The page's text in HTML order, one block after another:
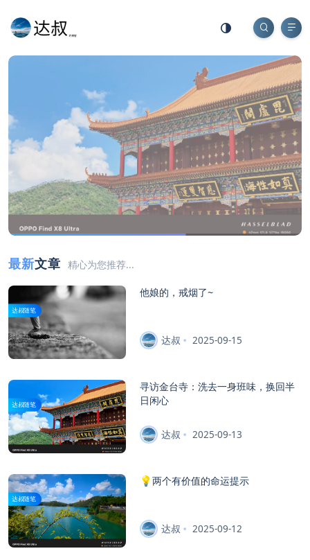
最新文章 精心为您推荐...
达叔随笔
他娘的，戒烟了~
达叔 2025-09-15
达叔随笔
寻访金台寺：洗去一身班味，换回半
日闲心
达叔 2025-09-13
达叔随笔
💡两个有价值的命运提示
达叔 2025-09-12